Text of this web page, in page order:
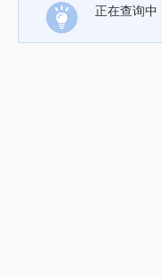
正在查询中